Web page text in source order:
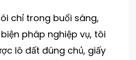
chỉ trong buổi sáng,
pháp nghiệp vụ, tôi
lô đất đúng chủ, giấy